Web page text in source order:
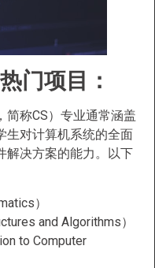
门项目：
简称CS）专业通常涵盖
生对计算机系统的全面
解决方案的能力。以下
）
and Algorithms）
to Computer